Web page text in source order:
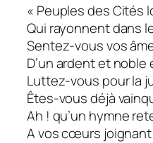
« Peuples des Cités
Qui rayonnent dans
Sentez-vous vos
D’un ardent et noble
Luttez-vous pour la
Êtes-vous déjà
Ah ! qu’un hymne
A vos cœurs